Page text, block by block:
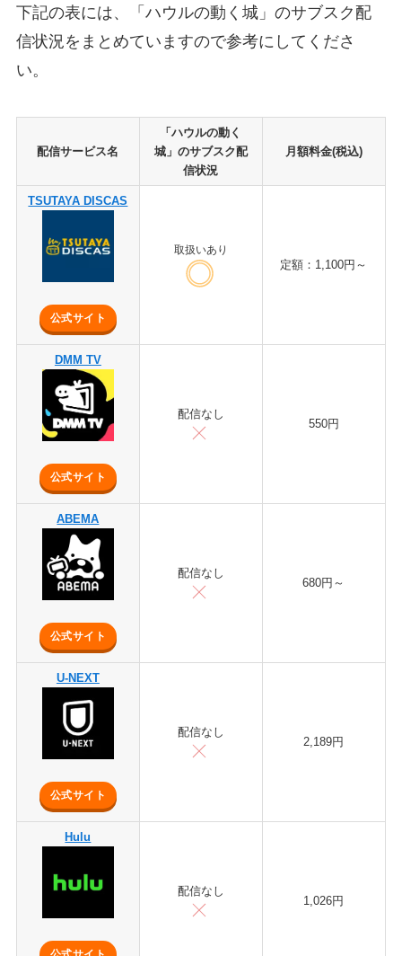
下記の表には、「ハウルの動く城」のサブスク配
信状況をまとめていますので参考にしてくださ
い。
配信サービス名
「ハウルの動く
城」のサブスク配
信状況
月額料金(税込)
TSUTAYA DISCAS
公式サイト
取扱いあり
定額：1,100円～
DMM TV
公式サイト
配信なし
550円
ABEMA
公式サイト
配信なし
680円～
U-NEXT
公式サイト
配信なし
2,189円
Hulu
配信なし
1,026円